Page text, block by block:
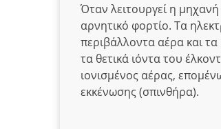
Όταν λειτουργεί η
αρνητικό φορτίο. Τα
περιβάλλοντα αέρα και
τα θετικά ιόντα του
ιονισμένος αέρας,
εκκένωσης (σπινθήρα).